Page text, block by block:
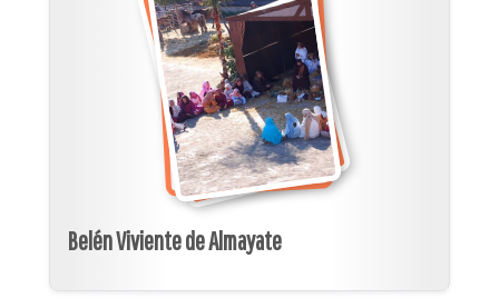
Belén Viviente de Almayate